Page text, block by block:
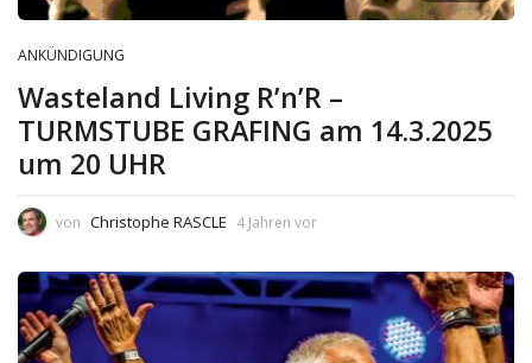
ANKÜNDIGUNG
Wasteland Living R’n’R –
TURMSTUBE GRAFING am 14.3.2025
um 20 UHR
von Christophe RASCLE 4 Jahren vor